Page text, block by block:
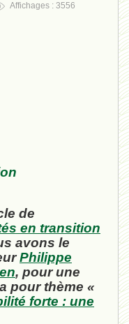
Affichages : 3556
de
en transition
avons le
Philippe
, pour une
pour thème «
forte : une